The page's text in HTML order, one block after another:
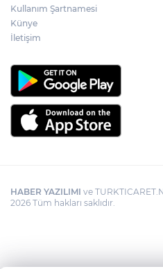
Kullanım Şartnamesi
Künye
İletişim
HABER YAZILIMI ve
2026 Tüm hakları saklıdır.